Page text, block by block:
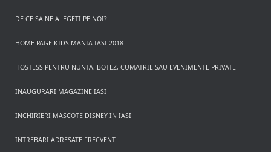
DE CE SA NE ALEGETI PE NOI?
HOME PAGE KIDS MANIA IASI 2018
HOSTESS PENTRU NUNTA, BOTEZ, CUMATRIE SAU EVENIMENTE PRIVATE
INAUGURARI MAGAZINE IASI
INCHIRIERI MASCOTE DISNEY IN IASI
INTREBARI ADRESATE FRECVENT